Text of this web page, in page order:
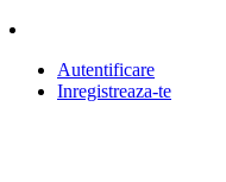
Autentificare
Inregistreaza-te